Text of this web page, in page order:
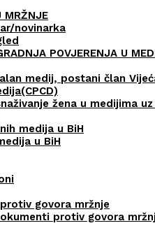
MRŽNJE
novinarka
POVJERENJA U
medij, postani član
žena u medijima
medija u BiH
u BiH
govora mržnje
protiv govora